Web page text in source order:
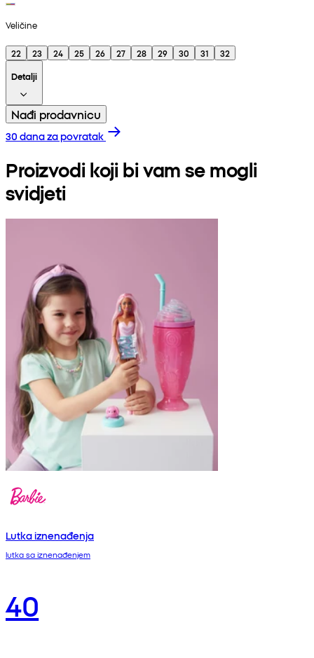
Veličine
22 23 24 25 26 27 28 29 30 31
32
Detalji
Nađi prodavnicu
30 dana za povratak
Proizvodi koji bi vam se mogli
svidjeti
Lutka iznenađenja
lutka sa iznenađenjem
40